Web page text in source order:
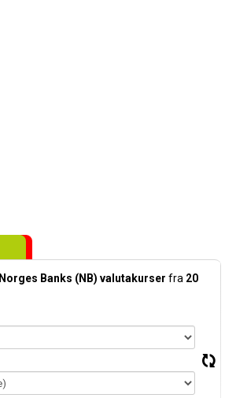
Norges Banks (NB) valutakurser fra 20